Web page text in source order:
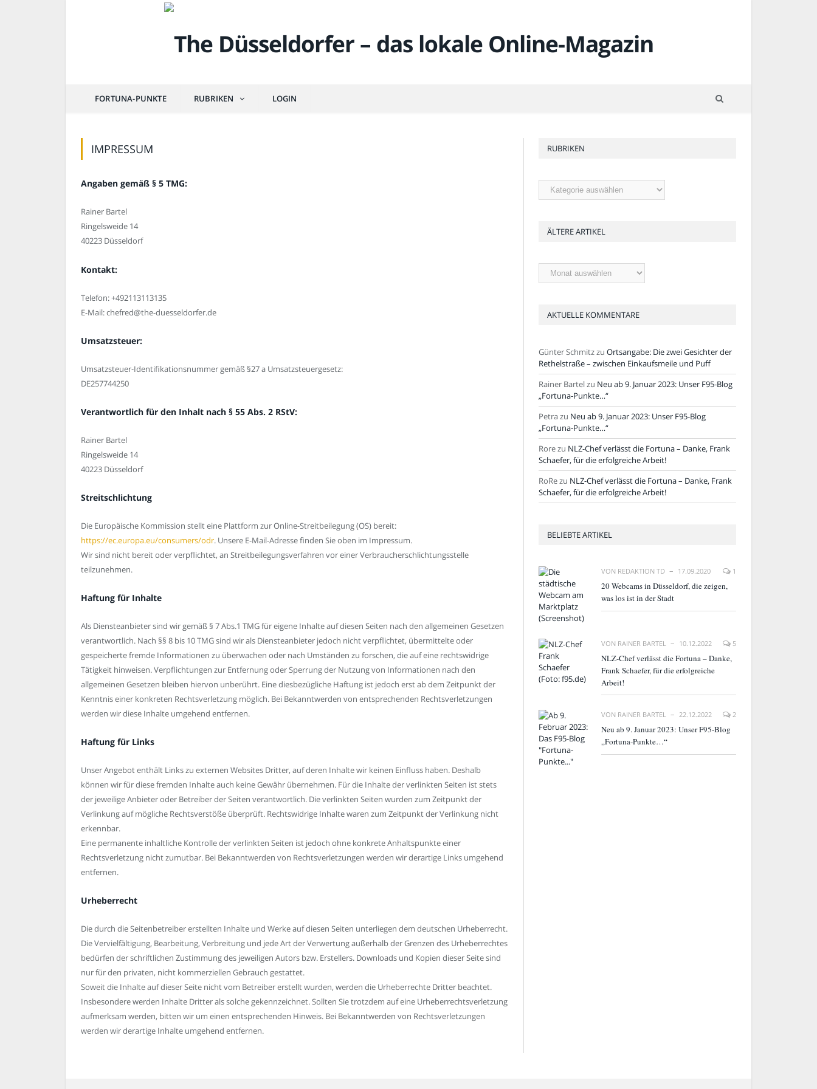
FORTUNA-PUNKTE RUBRIKEN LOGIN
IMPRESSUM
Angaben gemäß § 5 TMG:
Rainer Bartel
Ringelsweide 14
40223 Düsseldorf
Kontakt:
Telefon: +492113113135
E-Mail: chefred@the-duesseldorfer.de
Umsatzsteuer:
Umsatzsteuer-Identifikationsnummer gemäß §27 a Umsatzsteuergesetz:
DE257744250
Verantwortlich für den Inhalt nach § 55 Abs. 2 RStV:
Rainer Bartel
Ringelsweide 14
40223 Düsseldorf
Streitschlichtung
Die Europäische Kommission stellt eine Plattform zur Online-Streitbeilegung (OS) bereit:
https://ec.europa.eu/consumers/odr. Unsere E-Mail-Adresse finden Sie oben im Impressum.
Wir sind nicht bereit oder verpflichtet, an Streitbeilegungsverfahren vor einer Verbraucherschlichtungsstelle
teilzunehmen.
Haftung für Inhalte
Als Diensteanbieter sind wir gemäß § 7 Abs.1 TMG für eigene Inhalte auf diesen Seiten nach den allgemeinen Gesetzen
verantwortlich. Nach §§ 8 bis 10 TMG sind wir als Diensteanbieter jedoch nicht verpflichtet, übermittelte oder
gespeicherte fremde Informationen zu überwachen oder nach Umständen zu forschen, die auf eine rechtswidrige
Tätigkeit hinweisen. Verpflichtungen zur Entfernung oder Sperrung der Nutzung von Informationen nach den
allgemeinen Gesetzen bleiben hiervon unberührt. Eine diesbezügliche Haftung ist jedoch erst ab dem Zeitpunkt der
Kenntnis einer konkreten Rechtsverletzung möglich. Bei Bekanntwerden von entsprechenden Rechtsverletzungen
werden wir diese Inhalte umgehend entfernen.
Haftung für Links
Unser Angebot enthält Links zu externen Websites Dritter, auf deren Inhalte wir keinen Einfluss haben. Deshalb
können wir für diese fremden Inhalte auch keine Gewähr übernehmen. Für die Inhalte der verlinkten Seiten ist stets
der jeweilige Anbieter oder Betreiber der Seiten verantwortlich. Die verlinkten Seiten wurden zum Zeitpunkt der
Verlinkung auf mögliche Rechtsverstöße überprüft. Rechtswidrige Inhalte waren zum Zeitpunkt der Verlinkung nicht
erkennbar.
Eine permanente inhaltliche Kontrolle der verlinkten Seiten ist jedoch ohne konkrete Anhaltspunkte einer
Rechtsverletzung nicht zumutbar. Bei Bekanntwerden von Rechtsverletzungen werden wir derartige Links umgehend
entfernen.
Urheberrecht
Die durch die Seitenbetreiber erstellten Inhalte und Werke auf diesen Seiten unterliegen dem deutschen Urheberrecht.
Die Vervielfältigung, Bearbeitung, Verbreitung und jede Art der Verwertung außerhalb der Grenzen des Urheberrechtes
bedürfen der schriftlichen Zustimmung des jeweiligen Autors bzw. Erstellers. Downloads und Kopien dieser Seite sind
nur für den privaten, nicht kommerziellen Gebrauch gestattet.
Soweit die Inhalte auf dieser Seite nicht vom Betreiber erstellt wurden, werden die Urheberrechte Dritter beachtet.
Insbesondere werden Inhalte Dritter als solche gekennzeichnet. Sollten Sie trotzdem auf eine Urheberrechtsverletzung
aufmerksam werden, bitten wir um einen entsprechenden Hinweis. Bei Bekanntwerden von Rechtsverletzungen
werden wir derartige Inhalte umgehend entfernen.
RUBRIKEN
Rubriken
ÄLTERE ARTIKEL
Ältere
AKTUELLE KOMMENTARE
Günter Schmitzzu Ortsangabe: Die zwei Gesichter der
Rethelstraße – zwischen Einkaufsmeile und Puff
Rainer Bartelzu Neu ab 9. Januar 2023: Unser F95-Blog
„Fortuna-Punkte…“
Petrazu Neu ab 9. Januar 2023: Unser F95-Blog
„Fortuna-Punkte…“
Rorezu NLZ-Chef verlässt die Fortuna – Danke, Frank
Schaefer, für die erfolgreiche Arbeit!
RoRezu NLZ-Chef verlässt die Fortuna – Danke, Frank
Schaefer, für die erfolgreiche Arbeit!
BELIEBTE ARTIKEL
VON REDAKTION TD 17.09.2020 1
20 Webcams in Düsseldorf, die zeigen,
was los ist in der Stadt
VON RAINER BARTEL 10.12.2022 5
NLZ-Chef verlässt die Fortuna – Danke,
Frank Schaefer, für die erfolgreiche
Arbeit!
VON RAINER BARTEL 22.12.2022 2
Neu ab 9. Januar 2023: Unser F95-Blog
„Fortuna-Punkte…“